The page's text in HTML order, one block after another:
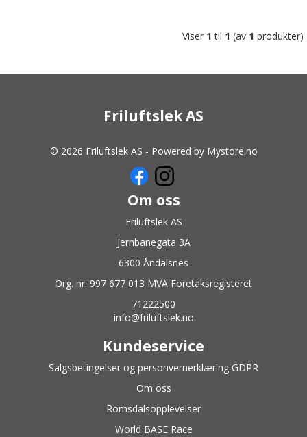
Viser 1 til 1 (av 1 produkter)
Friluftslek AS
© 2026 Friluftslek AS - Powered by Mystore.no
Om oss
Friluftslek AS
Jernbanegata 3A
6300 Åndalsnes
Org. nr. 997 677 013 MVA Foretaksregisteret
71222500
info@friluftslek.no
Kundeservice
Salgsbetingelser og personvernerklæring GDPR
Om oss
Romsdalsopplevelser
World BASE Race